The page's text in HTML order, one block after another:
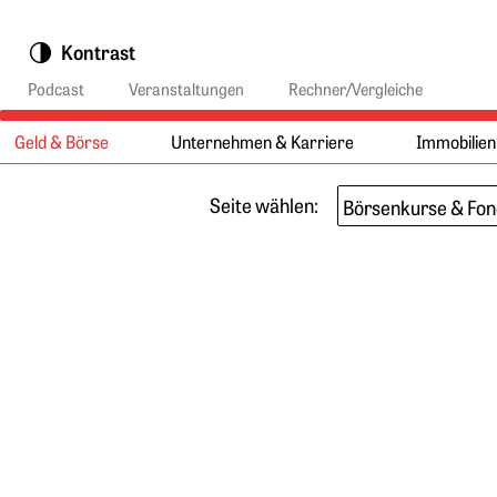
Kontrast
Podcast Veranstaltungen Rechner/Vergleiche
Hauptmenü:
Geld & Börse Unternehmen & Karriere Immobilien
Aktuelle
Seite wählen: